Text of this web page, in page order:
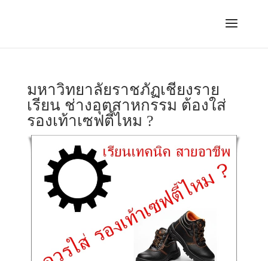
มหาวิทยาลัยราชภัฏเชียงราย
เรียน ช่างอุตสาหกรรม ต้องใส่
รองเท้าเซฟตี้ไหม ?